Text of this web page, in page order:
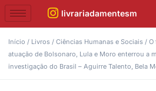
livrariadamentesm
Início / Livros / Ciências Humanas e Sociais / O
atuação de Bolsonaro, Lula e Moro enterrou a
investigação do Brasil – Aguirre Talento, Bela